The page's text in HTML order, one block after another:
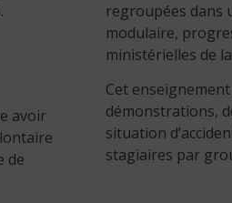
avoir
de
regroupées dans
modulaire,
ministérielles de la
Cet
démonstrations,
situation
stagiaires par